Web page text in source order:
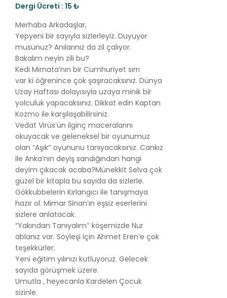
Dergi Ücreti : 15 ₺
Merhaba Arkadaşlar,
Yepyeni bir sayıyla sizlerleyiz. Duyuyor
musunuz? Anılarınız da zil çalıyor.
Bakalım neyin zili bu?
Kedi Mırnata’nın bir Cumhuriyet sırrı
var ki öğrenince çok şaşıracaksınız. Dünya
Uzay Haftası dolayısıyla uzaya minik bir
yolculuk yapacaksınız. Dikkat edin Kaptan
Kozmo ile karşılaşabilirsiniz.
Vedat Virüs’ün ilginç maceralarını
okuyacak ve geleneksel bir oyunumuz
olan “Aşık’’ oyununu tanıyacaksınız. Cankız
ile Anka’nın deyiş sandığından hangi
deyim çıkacak acaba?Münekkit Selva çok
güzel bir kitapla bu sayıda da sizlerle.
Gökkubbelerin Kırlangıcı ile tanışmaya
hazır ol. Mimar Sinan’ın eşsiz eserlerini
sizlere anlatacak.
“Yakından Tanıyalım’’ köşemizde Nur
ablanız var. Söyleşi için Ahmet Eren’e çok
teşekkürler.
Yeni eğitim yılınızı kutluyoruz. Gelecek
sayıda görüşmek üzere.
Umutla , heyecanla Kardelen Çocuk
sizinle.